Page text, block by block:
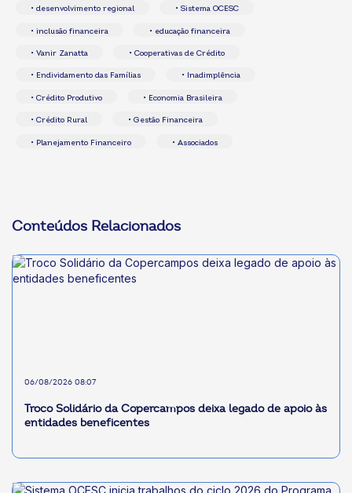
• desenvolvimento regional • Sistema OCESC
• inclusão financeira • educação financeira
• Vanir Zanatta • Cooperativas de Crédito
• Endividamento das Famílias • Inadimplência
• Crédito Produtivo • Economia Brasileira
• Crédito Rural • Gestão Financeira
• Planejamento Financeiro • Associados
Conteúdos Relacionados
06/08/2026 08:07
Troco Solidário da Copercampos deixa legado de apoio às
entidades beneficentes